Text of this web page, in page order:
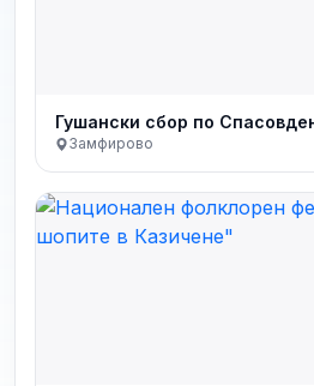
Гушански сбор по
Замфирово